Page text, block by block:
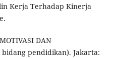
Kerja Terhadap Kinerja
DAN
bidang pendidikan). Jakarta: